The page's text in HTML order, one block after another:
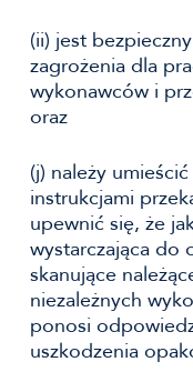
(ii) jest
zagrożenia dla
wykonawców i
oraz
(j) należy
instrukcjami
upewnić się, że
wystarczająca do
skanujące
niezależnych
ponosi
uszkodzenia